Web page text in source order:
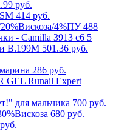
руб.
414 руб.
488
5
501.36 руб.
286 руб.
700 руб.
680 руб.